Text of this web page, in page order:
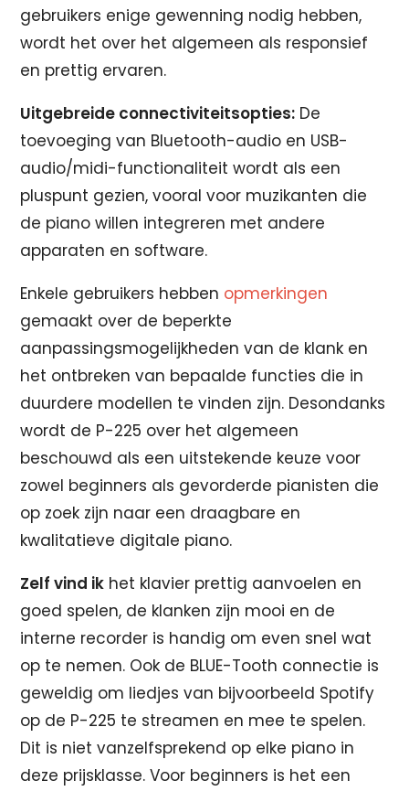
gebruikers enige gewenning nodig hebben,
wordt het over het algemeen als responsief
en prettig ervaren.
Uitgebreide connectiviteitsopties: De
toevoeging van Bluetooth-audio en USB-
audio/midi-functionaliteit wordt als een
pluspunt gezien, vooral voor muzikanten die
de piano willen integreren met andere
apparaten en software.
Enkele gebruikers hebben opmerkingen
gemaakt over de beperkte
aanpassingsmogelijkheden van de klank en
het ontbreken van bepaalde functies die in
duurdere modellen te vinden zijn. Desondanks
wordt de P-225 over het algemeen
beschouwd als een uitstekende keuze voor
zowel beginners als gevorderde pianisten die
op zoek zijn naar een draagbare en
kwalitatieve digitale piano.
Zelf vind ik het klavier prettig aanvoelen en
goed spelen, de klanken zijn mooi en de
interne recorder is handig om even snel wat
op te nemen. Ook de BLUE-Tooth connectie is
geweldig om liedjes van bijvoorbeeld Spotify
op de P-225 te streamen en mee te spelen.
Dit is niet vanzelfsprekend op elke piano in
deze prijsklasse. Voor beginners is het een